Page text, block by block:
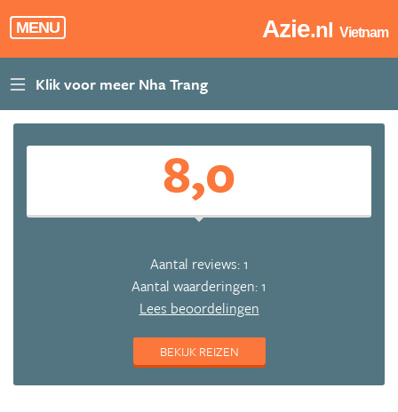
MENU Azie.nl Vietnam
8,0
Aantal reviews: 1
Aantal waarderingen: 1
Lees beoordelingen
BEKIJK REIZEN